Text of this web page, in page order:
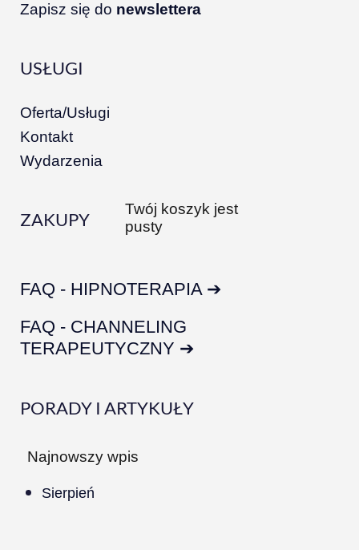
Zapisz się do newslettera
USŁUGI
Oferta/Usługi
Kontakt
Wydarzenia
ZAKUPY
Twój koszyk jest
pusty
FAQ - HIPNOTERAPIA ➔
FAQ - CHANNELING
TERAPEUTYCZNY ➔
PORADY I ARTYKUŁY
Najnowszy wpis
Sierpień